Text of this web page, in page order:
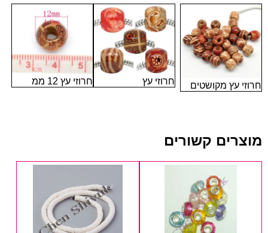
חרוזי עץ מקושטים חרוזי עץ חרוזי עץ 12 ממ
מוצרים קשורים